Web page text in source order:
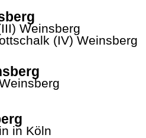
Weinsberg
(IV) Weinsberg
in Köln